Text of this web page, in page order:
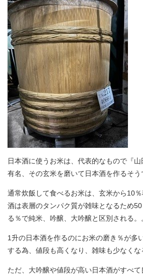
日本酒に使うお米は、代表的なもので『
有名、その玄米を磨いて日本酒を作るそう
通常炊飯して食べるお米は、玄米から10
酒は表層のタンパク質が雑味となるため
る％で純米、吟醸、大吟醸と区別される。
1升の日本酒を作るのにお米の磨き％が多
する為、値段も高くなり、雑味も少なくな
ただ、大吟醸や値段が高い日本酒がすべ